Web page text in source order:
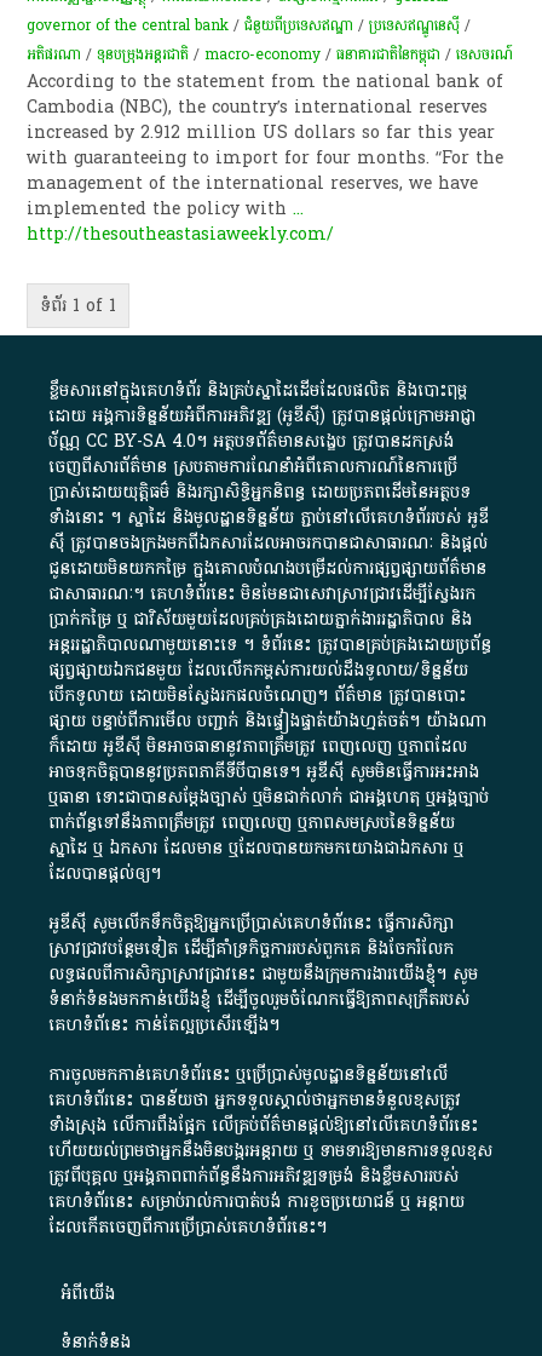
governor of the central bank /ជំនួយពីប្រទេសឥណ្ឌា /ប្រទេសឥណ្ឌូនេស៊ី /
អតិផរណា​ /ទុនបម្រុង​អន្តរជាតិ /macro-economy /ធនាគារជាតិនៃកម្ពុជា /ទេសចរណ៍
According to the statement from the national bank of
Cambodia (NBC), the country’s international reserves
increased by 2.912 million US dollars so far this year
with guaranteeing to import for four months. “For the
management of the international reserves, we have
implemented the policy with...
http://thesoutheastasiaweekly.com/
ទំព័រ 1 of 1
ខ្លឹមសារ​នៅ​ក្នុង​គេហទំព័រ និង​គ្រប់​ស្នា​ដៃ​ដើម​ដែល​ផលិត​ និង​បោះពុម្ព​
ដោយ​ អង្គការ​ទិន្នន័យ​អំពី​ការអភិវឌ្ឍ​​ (អូ​ឌី​ស៊ី)​ ត្រូវ​បាន​ផ្តល់​ក្រោម​អាជ្ញា
ប័ណ្ណ​CC BY-SA 4.0។​ អត្ថបទ​ព័ត៌មាន​សង្ខេប​ ត្រូវ​បាន​ដកស្រង់​
ចេញពី​សារព័ត៌មាន ស្របតាមការ​ណែនាំ​អំពី​គោលការណ៍​នៃ​ការ​ប្រើ
ប្រាស់​ដោយ​យុត្តិធម៌​ និង​រក្សាសិទ្ធិអ្នកនិពន្ធ ដោយ​ប្រភពដើម​នៃ​​អត្ថបទ
ទាំង​នោះ​ ។​ ស្នាដៃ​ និង​មូលដ្ឋាន​ទិន្នន័យ ​ភ្ជាប់​នៅ​លើ​គេហទំព័រ​របស់​ អូ​ឌី​
ស៊ី​ ត្រូវ​បាន​ចងក្រង​មក​ពី​ឯកសារ​ដែល​អាច​រក​បានជា​សាធារណៈ​ និង​ផ្តល់​
ជូន​ដោយ​មិន​យក​កម្រៃ​ ក្នុង​គោលបំណង​បម្រើ​ដល់ការ​ផ្សព្វផ្សាយ​ព័ត៌មាន​
ជា​សាធារណៈ​។​ គេហទំព័រ​នេះ​ មិនមែន​ជា​សេវា​ស្រាវជ្រាវ​ដើម្បី​ស្វែងរក
ប្រាក់​កម្រៃ​ ឬ​ ជា​វិស័យ​មួយ​ដែល​គ្រប់គ្រង​ដោយ​ភ្នាក់ងារ​រដ្ឋាភិបាល​ និង ​
អន្តររដ្ឋាភិបាល​ណាមួយ​នោះ​ទេ ​។​ ទំព័រ​នេះ​ ត្រូវ​បាន​គ្រប់គ្រង​ដោយ​ប្រព័ន្ធ​
ផ្សព្វផ្សាយ​ឯកជន​មួយ​ ដែល​លើកកម្ពស់​ការ​យល់​ដឹង​ទូលាយ​/​ទិន្នន័យ​
បើក​ទូលាយ​ ដោយ​មិនស្វែង​រក​ផល​ចំណេញ​។​ ព័ត៌មាន​ ត្រូវ​បាន​បោះ
ផ្សាយ​ បន្ទាប់​ពី​ការ​មើល​ បញ្ជាក់​ និង​ផ្ទៀងផ្ទាត់​យ៉ាង​ហ្មត់ចត់​។​ យ៉ាងណា​
ក៏​ដោយ​ អូ​ឌី​ស៊ី​ មិន​អាច​ធានា​នូវ​ភាព​ត្រឹមត្រូវ​ ពេញលេញ​ ឬ​ភាព​ដែល​
អាច​ទុកចិត្ត​បាននូវ​ប្រភព​ភាគី​ទី​បី​បាន​ទេ​។​ អូ​ឌី​ស៊ី​ សូម​មិន​ធ្វើការ​អះអាង​
ឬ​ធានា​ ទោះជា​បាន​សម្តែង​ច្បាស់​ ឬ​មិន​ជាក់លាក់​ ជា​អង្គហេតុ​ ឬ​អង្គច្បាប់​
ពាក់ព័ន្ធ​ទៅ​នឹង​ភាព​ត្រឹមត្រូវ​ ពេញលេញ​ ឬ​ភាព​សម​ស្រប​នៃ​ទិន្នន័យ​
ស្នាដៃ​ ឬ​ ឯកសារ​ ដែល​មាន​ ឬ​ដែល​បាន​យក​មក​យោង​ជា​ឯកសារ​ ឬ​
ដែល​បាន​ផ្តល់​ឲ្យ​។
អូឌីស៊ី សូមលើកទឹកចិត្តឱ្យអ្នកប្រើប្រាស់គេហទំព័រនេះ ធ្វើការសិក្សា
ស្រាវជ្រាវបន្ថែមទៀត ដើម្បីគាំទ្រកិច្ចការ​របស់ពួកគេ និងចែករំលែក
លទ្ធផលពីការសិក្សាស្រាវជ្រាវនេះ ជាមួយនឹងក្រុមការងារយើងខ្ញុំ។ សូម
ទំនាក់ទំនងមកកាន់យើងខ្ញុំ ដើម្បីចូលរួមចំណែកធ្វើឱ្យភាពសុក្រឹតរបស់
គេហទំព័នេះ កាន់តែល្អប្រសើរឡើង។
ការចូលមកកាន់គេហទំព័រនេះ ឬប្រើប្រាស់មូលដ្ឋានទិន្នន័យនៅលើ
គេហទំព័រនេះ បានន័យថា អ្នកទទួលស្គាល់ថាអ្នកមានទំនួលខុសត្រូវ
ទាំងស្រុង លើការពឹងផ្អែក លើគ្រប់ព័ត៌មានផ្តល់ឱ្យនៅលើគេហទំព័រនេះ
ហើយយល់ព្រមថាអ្នកនឹងមិនបង្ករអន្តរាយ ឬ ទាមទារ​ឱ្យមានការទទួលខុស​
ត្រូវពីបុគ្គល ឬអង្គភាពពាក់ព័ន្ធនឹងការអភិវឌ្ឍទម្រង់ និងខ្លឹមសាររបស់
គេហទំព័រនេះ សម្រាប់រាល់ការបាត់បង់ ការខូចប្រយោជន៍ ឬ អន្តរាយ
ដែលកើតចេញពីការប្រើប្រាស់គេហទំព័រនេះ។
អំពី​យើង​
ទំនាក់ទំនង